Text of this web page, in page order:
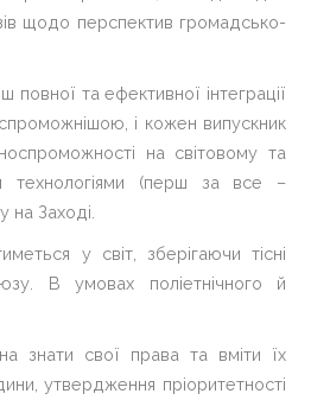
щодо перспектив громадсько-
та ефективної інтеграції
і кожен випускник
на світовому та
технологіями (перш за все –
на Заході.
у світ, зберігаючи тісні
В умовах поліетнічного й
знати свої права та вміти їх
утвердження пріоритетності